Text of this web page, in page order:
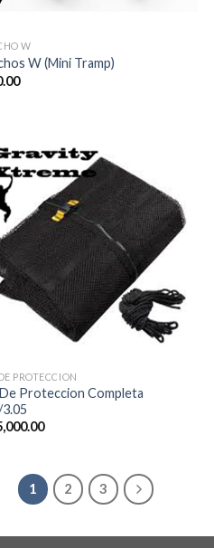
W
W (Mini Tramp)
PROTECCION
Proteccion Completa
1 2 3